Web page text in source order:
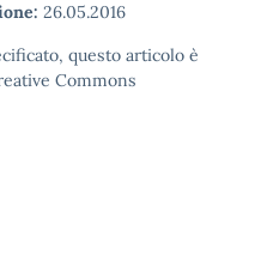
26.05.2016
questo articolo è
Commons